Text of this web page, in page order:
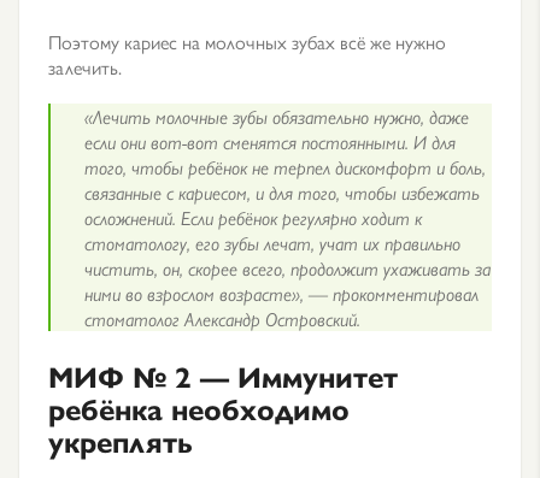
Поэтому кариес на молочных зубах всё же нужно
залечить.
«Лечить молочные зубы обязательно нужно, даже
если они вот-вот сменятся постоянными. И для
того, чтобы ребёнок не терпел дискомфорт и боль,
связанные с кариесом, и для того, чтобы избежать
осложнений. Если ребёнок регулярно ходит к
стоматологу, его зубы лечат, учат их правильно
чистить, он, скорее всего, продолжит ухаживать за
ними во взрослом возрасте», — прокомментировал
стоматолог Александр Островский.
МИФ № 2 — Иммунитет
ребёнка необходимо
укреплять